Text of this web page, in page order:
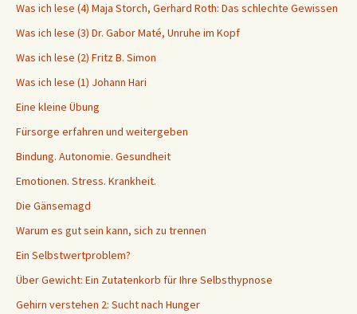
Was ich lese (4) Maja Storch, Gerhard Roth: Das schlechte Gewissen
Was ich lese (3) Dr. Gabor Maté, Unruhe im Kopf
Was ich lese (2) Fritz B. Simon
Was ich lese (1) Johann Hari
Eine kleine Übung
Fürsorge erfahren und weitergeben
Bindung. Autonomie. Gesundheit
Emotionen. Stress. Krankheit.
Die Gänsemagd
Warum es gut sein kann, sich zu trennen
Ein Selbstwertproblem?
Über Gewicht: Ein Zutatenkorb für Ihre Selbsthypnose
Gehirn verstehen 2: Sucht nach Hunger